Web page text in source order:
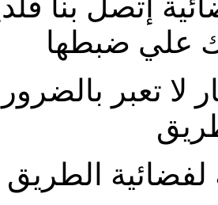
إتصل بنا
علي ضبطها
لا تعبر
الطريق